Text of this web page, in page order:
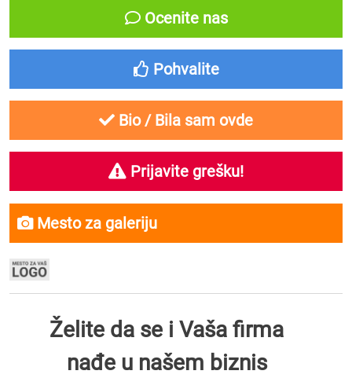
Ocenite nas
Pohvalite
Bio / Bila sam ovde
Prijavite grešku!
Mesto za galeriju
Želite da se i Vaša firma
nađe u našem biznis